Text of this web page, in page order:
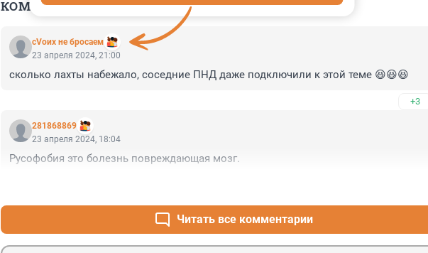
КОММЕНТАРИИ 29
сVоих не бросаем
23 апреля 2024, 21:00
сколько лахты набежало, соседние ПНД даже подключили к этой теме 😆😆😆
+3
281868869
23 апреля 2024, 18:04
Русофобия это болезнь повреждающая мозг.
Читать все комментарии